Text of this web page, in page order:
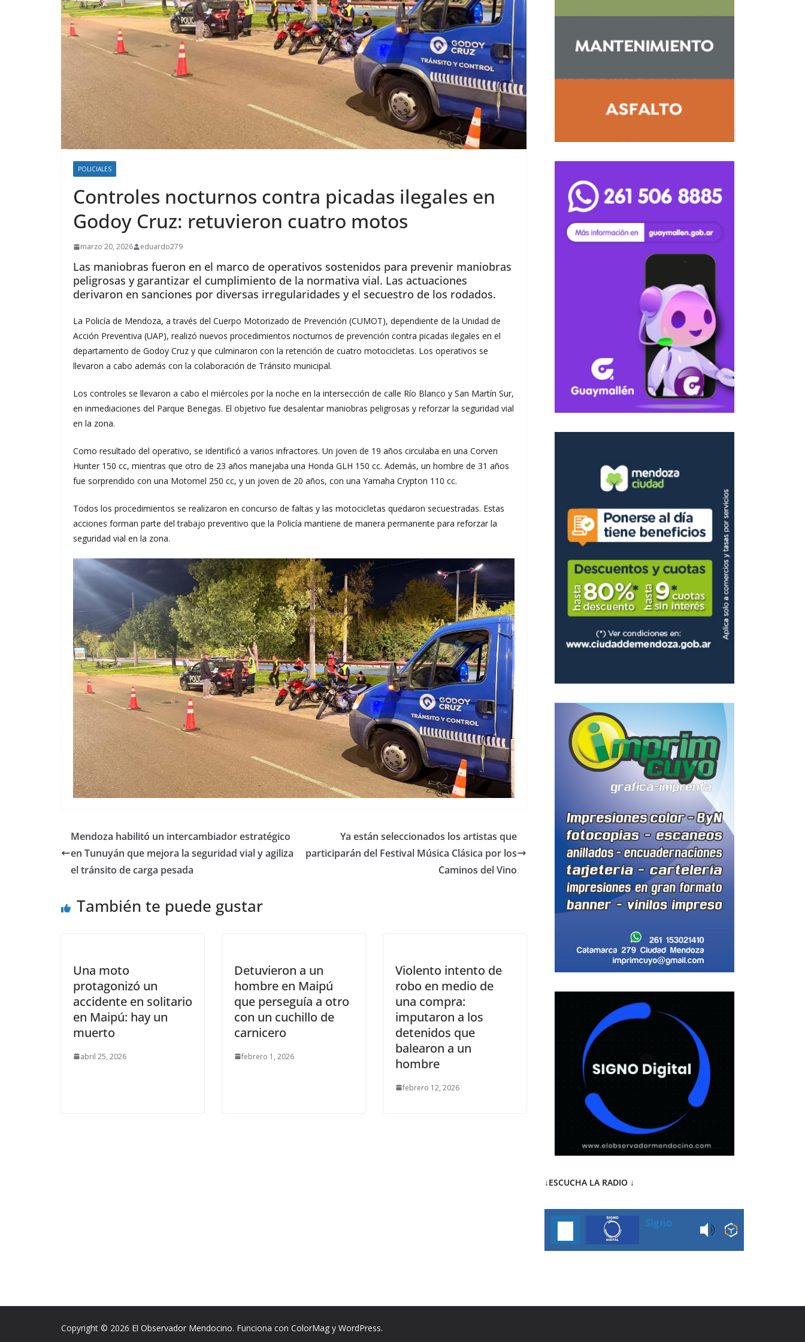
POLICIALES
Controles nocturnos contra picadas ilegales en
Godoy Cruz: retuvieron cuatro motos
marzo 20, 2026 eduardo279
Las maniobras fueron en el marco de operativos sostenidos para prevenir maniobras
peligrosas y garantizar el cumplimiento de la normativa vial. Las actuaciones
derivaron en sanciones por diversas irregularidades y el secuestro de los rodados.
La Policía de Mendoza, a través del Cuerpo Motorizado de Prevención (CUMOT), dependiente de la Unidad de
Acción Preventiva (UAP), realizó nuevos procedimientos nocturnos de prevención contra picadas ilegales en el
departamento de Godoy Cruz y que culminaron con la retención de cuatro motocicletas. Los operativos se
llevaron a cabo además con la colaboración de Tránsito municipal.
Los controles se llevaron a cabo el miércoles por la noche en la intersección de calle Río Blanco y San Martín Sur,
en inmediaciones del Parque Benegas. El objetivo fue desalentar maniobras peligrosas y reforzar la seguridad vial
en la zona.
Como resultado del operativo, se identificó a varios infractores. Un joven de 19 años circulaba en una Corven
Hunter 150 cc, mientras que otro de 23 años manejaba una Honda GLH 150 cc. Además, un hombre de 31 años
fue sorprendido con una Motomel 250 cc, y un joven de 20 años, con una Yamaha Crypton 110 cc.
Todos los procedimientos se realizaron en concurso de faltas y las motocicletas quedaron secuestradas. Estas
acciones forman parte del trabajo preventivo que la Policía mantiene de manera permanente para reforzar la
seguridad vial en la zona.
Mendoza habilitó un intercambiador estratégico
en Tunuyán que mejora la seguridad vial y agiliza
el tránsito de carga pesada
Ya están seleccionados los artistas que
participarán del Festival Música Clásica por los
Caminos del Vino
También te puede gustar
Una moto
protagonizó un
accidente en solitario
en Maipú: hay un
muerto
abril 25, 2026
Detuvieron a un
hombre en Maipú
que perseguía a otro
con un cuchillo de
carnicero
febrero 1, 2026
Violento intento de
robo en medio de
una compra:
imputaron a los
detenidos que
balearon a un
hombre
febrero 12, 2026
↓ESCUCHA LA RADIO ↓
Signo
Copyright © 2026 El Observador Mendocino. Funciona con ColorMag y WordPress.